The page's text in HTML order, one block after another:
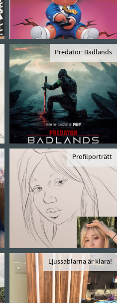
Predator: Badlands
Profilporträtt
Ljussablarna är klara!